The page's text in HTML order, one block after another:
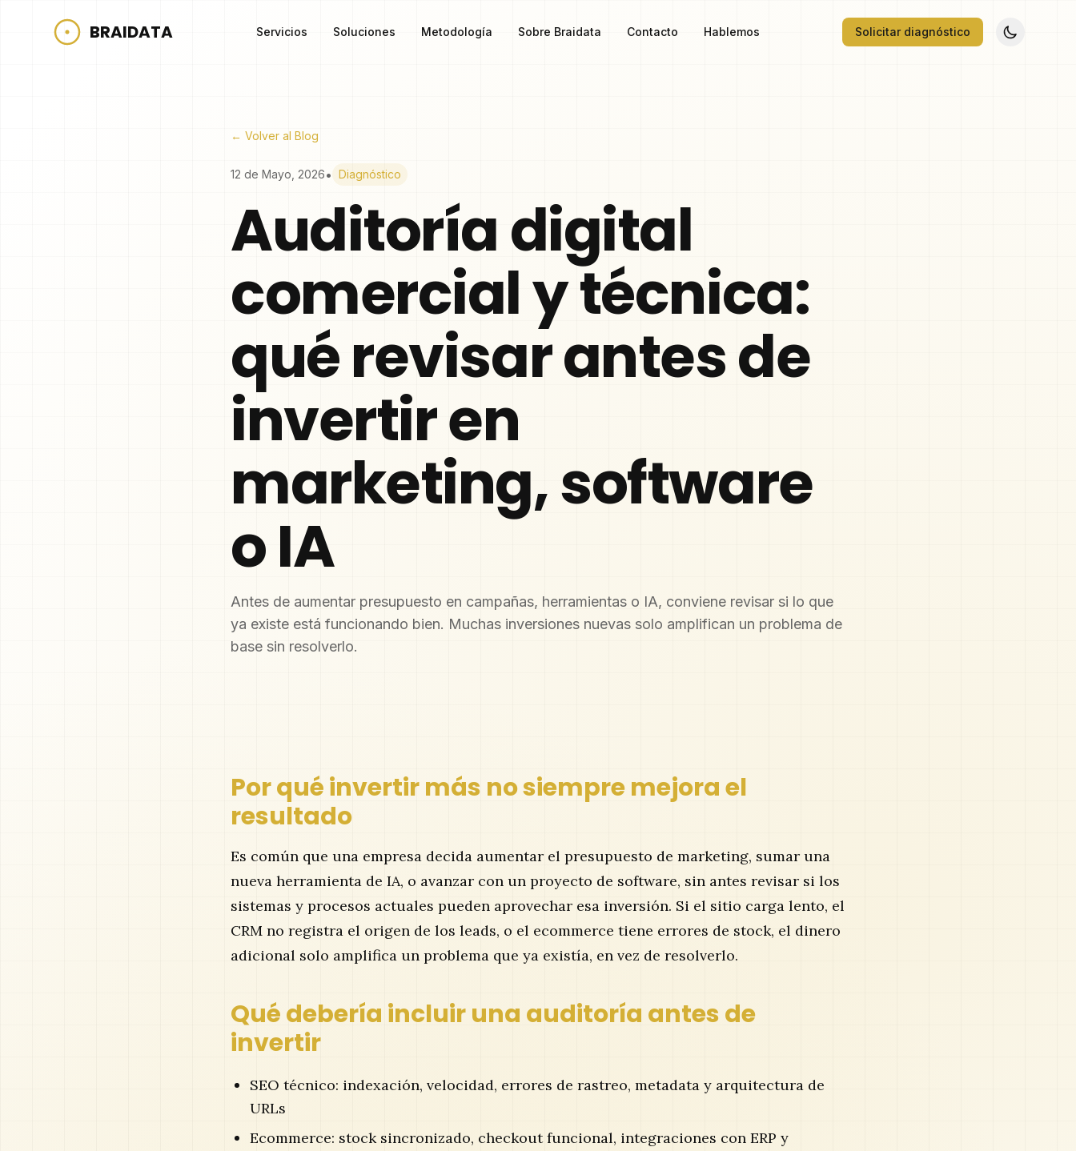
BRAIDATA Servicios Soluciones Metodología Sobre Braidata Contacto Hablemos Solicitar diagnóstico
← Volver al Blog
12 de Mayo, 2026• Diagnóstico
Auditoría digital
comercial y técnica:
qué revisar antes de
invertir en
marketing, software
o IA
Antes de aumentar presupuesto en campañas, herramientas o IA, conviene revisar si lo que
ya existe está funcionando bien. Muchas inversiones nuevas solo amplifican un problema de
base sin resolverlo.
Por qué invertir más no siempre mejora el
resultado
Es común que una empresa decida aumentar el presupuesto de marketing, sumar una
nueva herramienta de IA, o avanzar con un proyecto de software, sin antes revisar si los
sistemas y procesos actuales pueden aprovechar esa inversión. Si el sitio carga lento, el
CRM no registra el origen de los leads, o el ecommerce tiene errores de stock, el dinero
adicional solo amplifica un problema que ya existía, en vez de resolverlo.
Qué debería incluir una auditoría antes de
invertir
SEO técnico: indexación, velocidad, errores de rastreo, metadata y arquitectura de
URLs
Ecommerce: stock sincronizado, checkout funcional, integraciones con ERP y